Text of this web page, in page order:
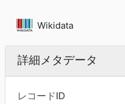
Wikidata
詳細メタデータ
レコードID